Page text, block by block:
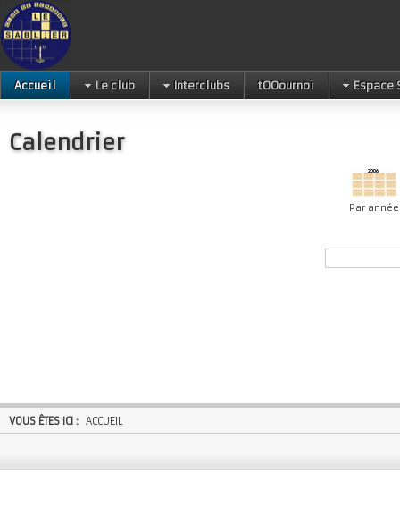
Accueil Le club Interclubs tOOournoi Espace
Calendrier
Par année
VOUS ÊTES ICI : ACCUEIL